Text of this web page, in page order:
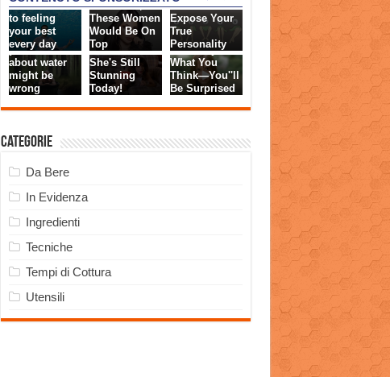
Categorie
Da Bere
In Evidenza
Ingredienti
Tecniche
Tempi di Cottura
Utensili